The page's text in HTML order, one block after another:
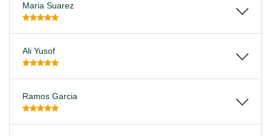
Maria Suarez
Ali Yusof
Ramos Garcia